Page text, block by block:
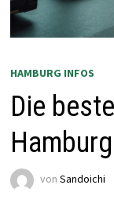
HAMBURG INFOS
Die
von Sandoichi